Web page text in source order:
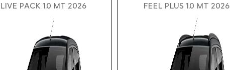
LIVE PACK 1.0 MT 2026
FEEL PLUS 1.0 MT 2026